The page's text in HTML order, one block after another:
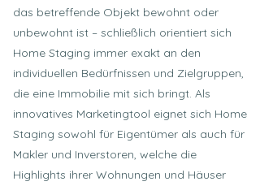
das betreffende Objekt bewohnt oder
unbewohnt ist – schließlich orientiert sich
Home Staging immer exakt an den
individuellen Bedürfnissen und Zielgruppen,
die eine Immobilie mit sich bringt. Als
innovatives Marketingtool eignet sich Home
Staging sowohl für Eigentümer als auch für
Makler und Inverstoren, welche die
Highlights ihrer Wohnungen und Häuser